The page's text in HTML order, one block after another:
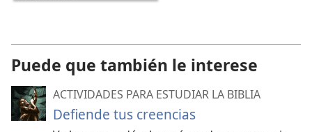
Puede que también le interese
ACTIVIDADES PARA ESTUDIAR LA BIBLIA
Defiende tus creencias